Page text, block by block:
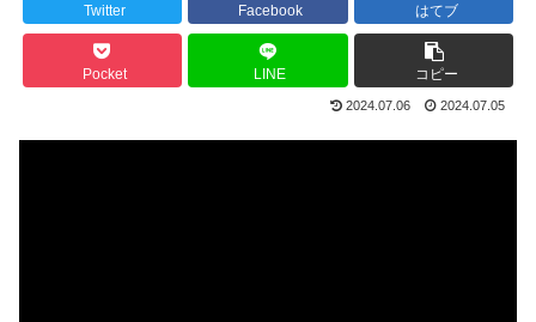
Twitter Facebook はてブ
Pocket LINE コピー
2024.07.06 2024.07.05